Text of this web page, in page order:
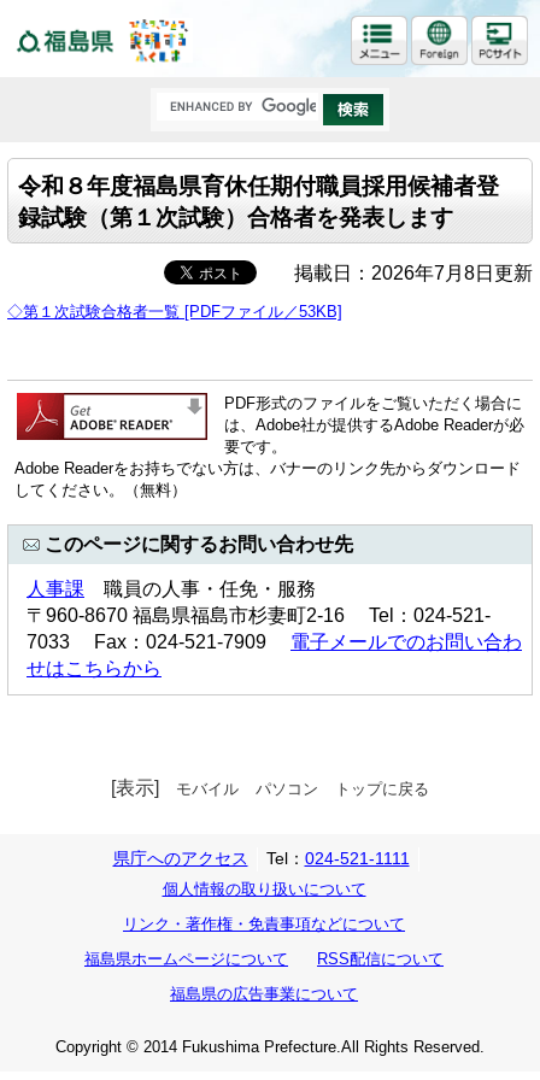
令和８年度福島県育休任期付職員採用候補者登
録試験（第１次試験）合格者を発表します
掲載日：2026年7月8日更新
◇第１次試験合格者一覧 [PDFファイル／53KB]
PDF形式のファイルをご覧いただく場合に
は、Adobe社が提供するAdobe Readerが必
要です。
Adobe Readerをお持ちでない方は、バナーのリンク先からダウンロード
してください。（無料）
このページに関するお問い合わせ先
人事課 職員の人事・任免・服務
〒960-8670 福島県福島市杉妻町2-16 Tel：024-521-
7033 Fax：024-521-7909 電子メールでのお問い合わ
せはこちらから
[表示] モバイル パソコン トップに戻る
県庁へのアクセス Tel： 024-521-1111
個人情報の取り扱いについて
リンク・著作権・免責事項などについて
福島県ホームページについて
RSS配信について
福島県の広告事業について
Copyright © 2014 Fukushima Prefecture.All Rights Reserved.